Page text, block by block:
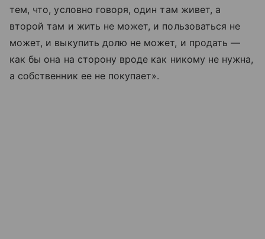
тем, что, условно говоря, один там живет, а
второй там и жить не может, и пользоваться не
может, и выкупить долю не может, и продать —
как бы она на сторону вроде как никому не нужна,
а собственник ее не покупает».